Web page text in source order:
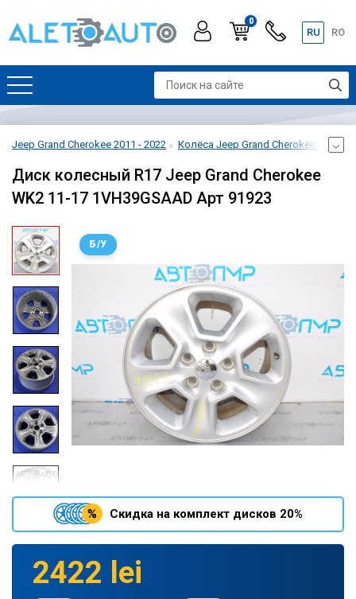
0
RU RO
Jeep Grand Cherokee 2011 - 2022 Колёса Jeep Grand Cherokee 2011 -
Диск колесный R17 Jeep Grand Cherokee
WK2 11-17 1VH39GSAAD Арт 91923
Б/У
Скидка на комплект дисков 20%
2422 lei